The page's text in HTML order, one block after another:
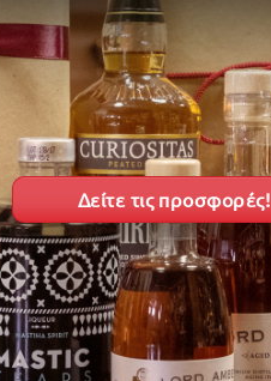
Δείτε τις προσφορές!